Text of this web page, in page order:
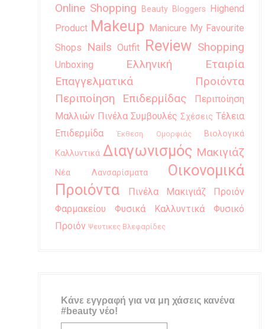
Online Shopping Beauty Bloggers Highend
Product Makeup Manicure My Favourite
Shops
Nails Outfit Review Shopping
Unboxing
Ελληνική Εταιρία
Επαγγελματικά Προιόντα
Περιποίηση Επιδερμίδας
Περιποίηση
Μαλλιών Πινέλα Συμβουλές Σχέσεις Τέλεια
Επιδερμίδα
Έκθεση Ομορφιάς
Βιολογικά
Καλλυντικά Διαγωνισμός Μακιγιάζ
Νέα Λανσαρίσματα
Οικονομικά
Προιόντα
Πινέλα Μακιγιάζ
Προιόν
Φαρμακείου
Φυσικά Καλλυντικά
Φυσικό
Προιόν Ψευτικες Βλεφαρίδες
Κάνε εγγραφή για να μη χάσεις κανένα
#beauty νέο!